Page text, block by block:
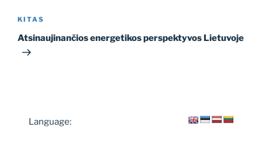
Kitas
įrašas
KITAS
Atsinaujinančios energetikos perspektyvos Lietuvoje
Language: